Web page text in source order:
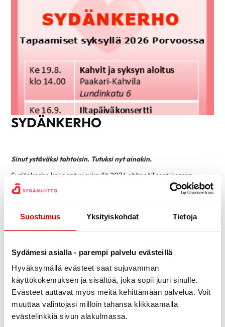
Suostumus Yksityiskohdat Tietoja
Sydämesi asialla - parempi palvelu evästeillä
Hyväksymällä evästeet saat sujuvamman
käyttökokemuksen ja sisältöä, joka sopii juuri sinulle.
Evästeet auttavat myös meitä kehittämään palvelua. Voit
muuttaa valintojasi milloin tahansa klikkaamalla
evästelinkkiä sivun alakulmassa.
SYDÄNKERHO
Sinut ystäväksi tahtoisin. Tutuksi nyt ainakin.
Sydänkerho kokoontuu syksyllä 2026 säännöllisesti kerran
kuukaudessa Porvoon keskustan tuntumassa vaihtelevin teemoin
yhteisen kahvin, lounaan ja kulttuurinautinnon merkeissä.
Syksyn 2026 Sydänkerhon tapaamiset Porvoossa
Kahvitapaaminen keskiviikkona 19.8. klo 14.00 Paakari-
– Sydänkerhon syyskauden aloitus ja toiminnan esittely
Kulttuuritapaaminen keskiviikkona 16.9. klo 15.00 Lauantain
toivotot -iltapäiväkonsertti Taidetehtaalla , Läntinen
Aleksanterinkatu 11
(omakustanteinen)
Lounastapaaminen keskiviikkona 21.10. klo 12.30 Ravintola
Omenamäki, Omenamäen palvelukeskus,